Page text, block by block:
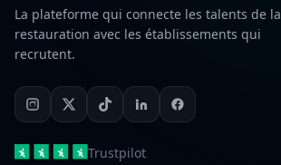
La plateforme qui connecte les talents de la
restauration avec les établissements qui
recrutent.
Trustpilot